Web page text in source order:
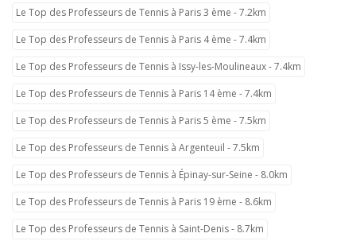
Le Top des Professeurs de Tennis à Paris 3 ème - 7.2km
Le Top des Professeurs de Tennis à Paris 4 ème - 7.4km
Le Top des Professeurs de Tennis à Issy-les-Moulineaux - 7.4km
Le Top des Professeurs de Tennis à Paris 14 ème - 7.4km
Le Top des Professeurs de Tennis à Paris 5 ème - 7.5km
Le Top des Professeurs de Tennis à Argenteuil - 7.5km
Le Top des Professeurs de Tennis à Épinay-sur-Seine - 8.0km
Le Top des Professeurs de Tennis à Paris 19 ème - 8.6km
Le Top des Professeurs de Tennis à Saint-Denis - 8.7km